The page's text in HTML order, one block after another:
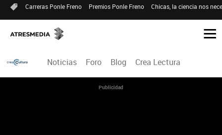
Carreras Ponle Freno Premios Ponle Freno Chicas, la ciencia nos
Noticias Foro Blog Crea Lectura
Publicidad